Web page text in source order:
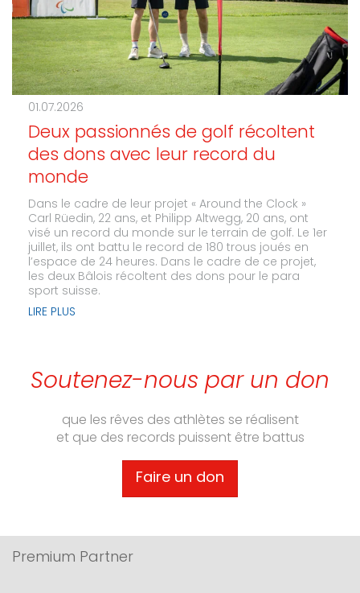
01.07.2026
Deux passionnés de golf récoltent
des dons avec leur record du
monde
Dans le cadre de leur projet « Around the Clock »
Carl Rüedin, 22 ans, et Philipp Altwegg, 20 ans, ont
visé un record du monde sur le terrain de golf. Le 1er
juillet, ils ont battu le record de 180 trous joués en
l’espace de 24 heures. Dans le cadre de ce projet,
les deux Bâlois récoltent des dons pour le para
sport suisse.
LIRE PLUS
Soutenez-nous par un don
que les rêves des athlètes se réalisent
et que des records puissent être battus
Faire un don
Premium Partner